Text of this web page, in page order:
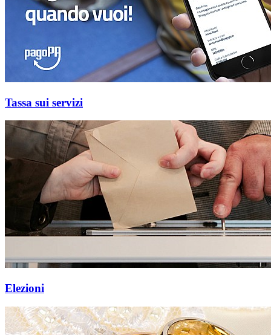
Tassa sui servizi
Elezioni